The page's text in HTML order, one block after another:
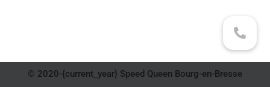
© 2020-{current_year} Speed Queen Bourg-en-Bresse